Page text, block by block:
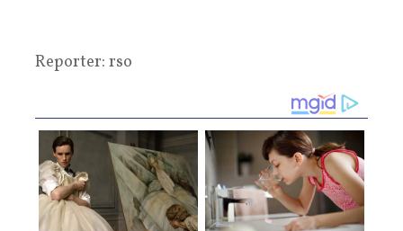
Reporter: rso